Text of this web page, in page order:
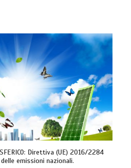
Direttiva (UE) 2016/2284
emissioni nazionali.